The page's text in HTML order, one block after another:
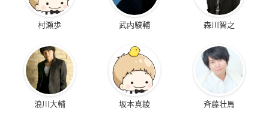
村瀬歩 武内駿輔 森川智之
浪川大輔 坂本真綾 斉藤壮馬